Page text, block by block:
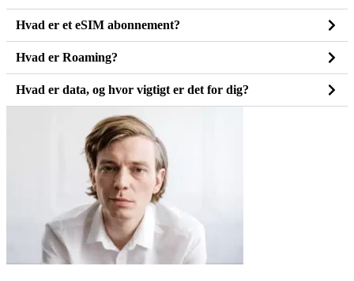
Hvad er et eSIM abonnement?
Hvad er Roaming?
Hvad er data, og hvor vigtigt er det for dig?